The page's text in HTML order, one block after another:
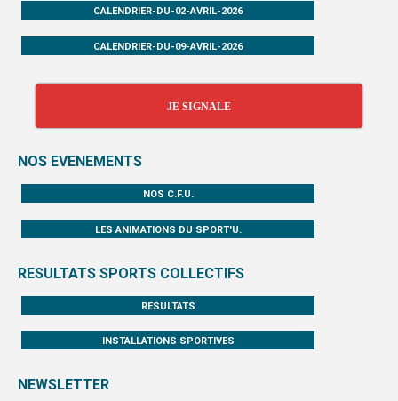
CALENDRIER-DU-02-AVRIL-2026
CALENDRIER-DU-09-AVRIL-2026
JE SIGNALE
NOS EVENEMENTS
NOS C.F.U.
LES ANIMATIONS DU SPORT'U.
RESULTATS SPORTS COLLECTIFS
RESULTATS
INSTALLATIONS SPORTIVES
NEWSLETTER